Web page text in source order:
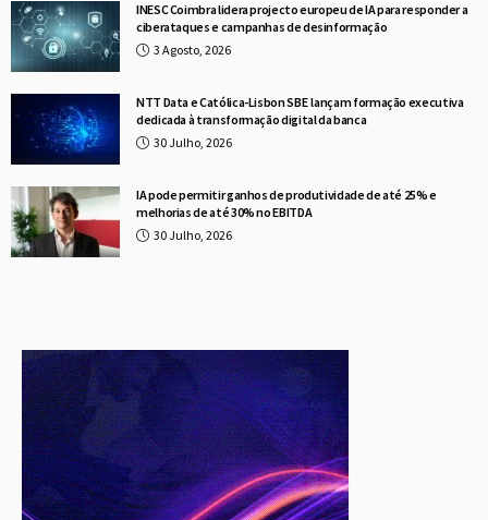
INESC Coimbra lidera projecto europeu de IA para responder a
ciberataques e campanhas de desinformação
3 Agosto, 2026
NTT Data e Católica-Lisbon SBE lançam formação executiva
dedicada à transformação digital da banca
30 Julho, 2026
IA pode permitir ganhos de produtividade de até 25% e
melhorias de até 30% no EBITDA
30 Julho, 2026